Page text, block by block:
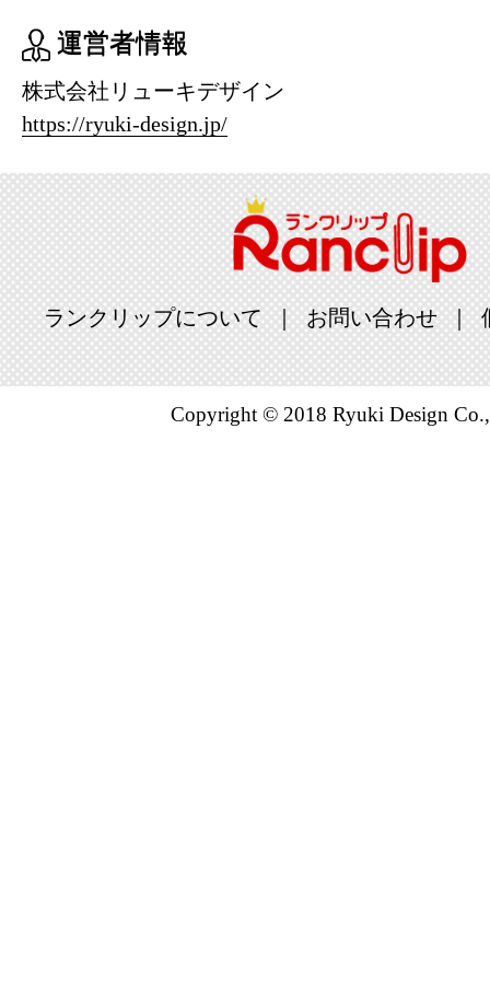
運営者情報
株式会社リューキデザイン
https://ryuki-design.jp/
ランクリップについて お問い合わせ
Copyright © 2018 Ryuki Design